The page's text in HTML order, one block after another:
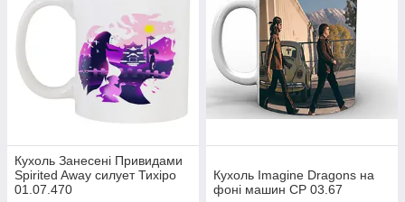
Кухоль Занесені Привидами
Spirited Away силует Тихіро
01.07.470
Кухоль Imagine Dragons на
фоні машин CP 03.67